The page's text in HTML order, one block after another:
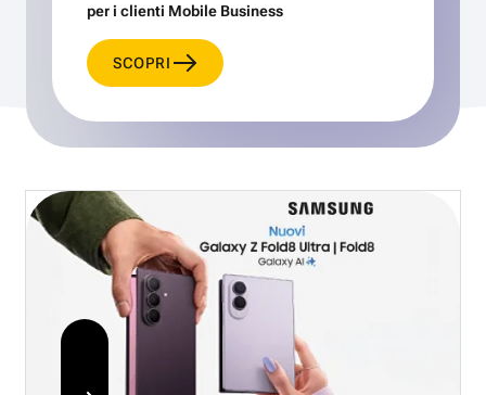
per i clienti Mobile Business
SCOPRI